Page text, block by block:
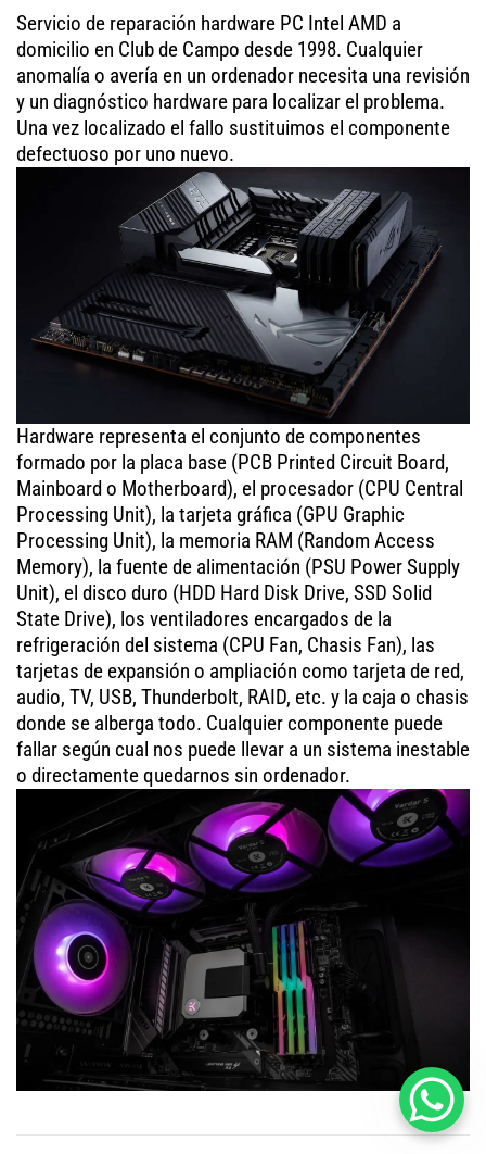
Servicio de reparación hardware PC Intel AMD a
domicilio en Club de Campo desde 1998. Cualquier
anomalía o avería en un ordenador necesita una revisión
y un diagnóstico hardware para localizar el problema.
Una vez localizado el fallo sustituimos el componente
defectuoso por uno nuevo.
Hardware representa el conjunto de componentes
formado por la placa base (PCB Printed Circuit Board,
Mainboard o Motherboard), el procesador (CPU Central
Processing Unit), la tarjeta gráfica (GPU Graphic
Processing Unit), la memoria RAM (Random Access
Memory), la fuente de alimentación (PSU Power Supply
Unit), el disco duro (HDD Hard Disk Drive, SSD Solid
State Drive), los ventiladores encargados de la
refrigeración del sistema (CPU Fan, Chasis Fan), las
tarjetas de expansión o ampliación como tarjeta de red,
audio, TV, USB, Thunderbolt, RAID, etc. y la caja o chasis
donde se alberga todo. Cualquier componente puede
fallar según cual nos puede llevar a un sistema inestable
o directamente quedarnos sin ordenador.